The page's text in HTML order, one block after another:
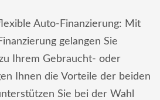
Auto-Finanzierung: Mit
gelangen Sie
Ihrem Gebraucht- oder
Ihnen die Vorteile der beiden
Sie bei der Wahl